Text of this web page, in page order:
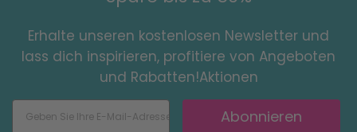
Erhalte unseren kostenlosen Newsletter und
lass dich inspirieren, profitiere von Angeboten
und Rabatten!Aktionen
Abonnieren